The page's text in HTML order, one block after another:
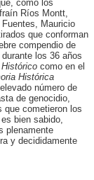
como los
Ríos Montt,
Mauricio
que conforman
compendio de
los 36 años
como en el
Histórica
número de
de genocidio,
que cometieron los
bien sabido,
plenamente
y decididamente